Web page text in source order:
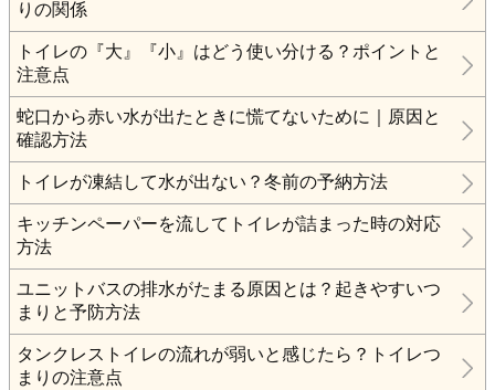
りの関係
トイレの『大』『小』はどう使い分ける？ポイントと
注意点
蛇口から赤い水が出たときに慌てないために｜原因と
確認方法
トイレが凍結して水が出ない？冬前の予納方法
キッチンペーパーを流してトイレが詰まった時の対応
方法
ユニットバスの排水がたまる原因とは？起きやすいつ
まりと予防方法
タンクレストイレの流れが弱いと感じたら？トイレつ
まりの注意点